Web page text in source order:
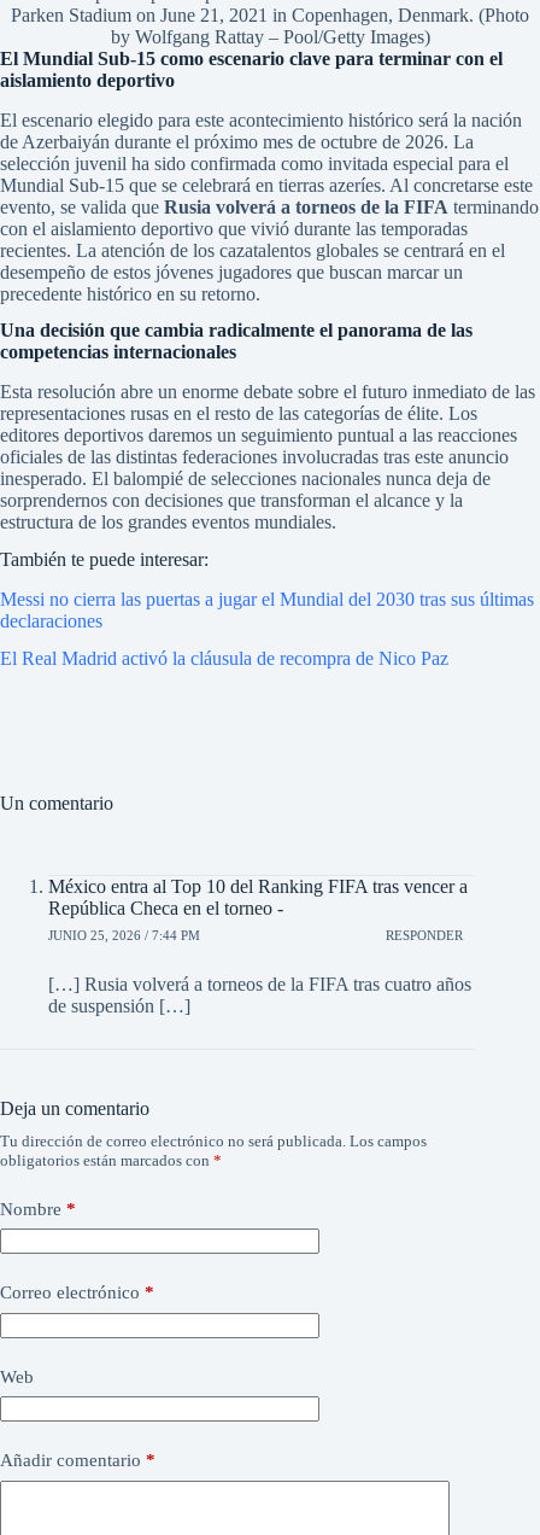
Parken Stadium on June 21, 2021 in Copenhagen, Denmark. (Photo
by Wolfgang Rattay – Pool/Getty Images)
El Mundial Sub-15 como escenario clave para terminar con el
aislamiento deportivo
El escenario elegido para este acontecimiento histórico será la nación
de Azerbaiyán durante el próximo mes de octubre de 2026. La
selección juvenil ha sido confirmada como invitada especial para el
Mundial Sub-15 que se celebrará en tierras azeríes. Al concretarse este
evento, se valida que Rusia volverá a torneos de la FIFA terminando
con el aislamiento deportivo que vivió durante las temporadas
recientes. La atención de los cazatalentos globales se centrará en el
desempeño de estos jóvenes jugadores que buscan marcar un
precedente histórico en su retorno.
Una decisión que cambia radicalmente el panorama de las
competencias internacionales
Esta resolución abre un enorme debate sobre el futuro inmediato de las
representaciones rusas en el resto de las categorías de élite. Los
editores deportivos daremos un seguimiento puntual a las reacciones
oficiales de las distintas federaciones involucradas tras este anuncio
inesperado. El balompié de selecciones nacionales nunca deja de
sorprendernos con decisiones que transforman el alcance y la
estructura de los grandes eventos mundiales.
También te puede interesar:
Messi no cierra las puertas a jugar el Mundial del 2030 tras sus últimas
declaraciones
El Real Madrid activó la cláusula de recompra de Nico Paz
Un comentario
México entra al Top 10 del Ranking FIFA tras vencer a
República Checa en el torneo -
JUNIO 25, 2026 / 7:44 PM RESPONDER
[…] Rusia volverá a torneos de la FIFA tras cuatro años
de suspensión […]
Deja un comentario
Tu dirección de correo electrónico no será publicada. Los campos
obligatorios están marcados con *
Nombre *
Correo electrónico *
Web
Añadir comentario *